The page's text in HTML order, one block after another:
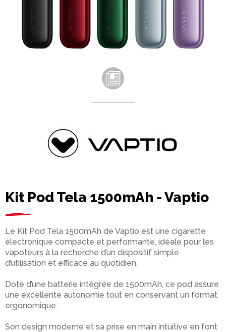
Kit Pod Tela 1500mAh - Vaptio
Le Kit Pod Tela 1500mAh de Vaptio est une cigarette
électronique compacte et performante, idéale pour les
vapoteurs à la recherche d’un dispositif simple
d’utilisation et efficace au quotidien.
Doté d’une batterie intégrée de 1500mAh, ce pod assure
une excellente autonomie tout en conservant un format
ergonomique.
Son design moderne et sa prise en main intuitive en font